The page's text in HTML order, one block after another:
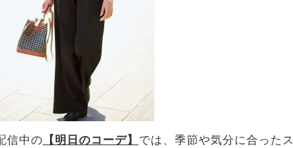
信中の 【明日のコーデ】 では、 季節や気分に合ったス